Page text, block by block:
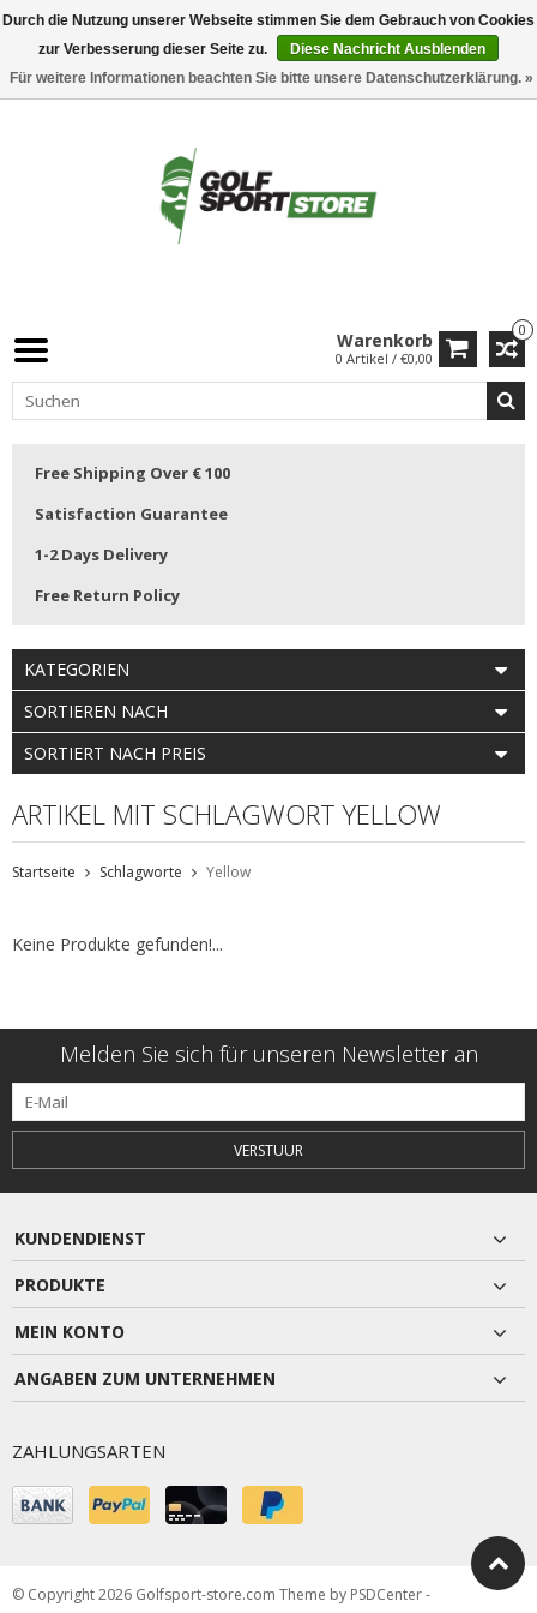
0
Warenkorb
0 Artikel / €0,00
Free Shipping Over € 100
Satisfaction Guarantee
1-2 Days Delivery
Free Return Policy
KATEGORIEN
SORTIEREN NACH
SORTIERT NACH PREIS
ARTIKEL MIT SCHLAGWORT YELLOW
Startseite Schlagworte Yellow
Keine Produkte gefunden!...
Melden Sie sich für unseren Newsletter an
VERSTUUR
KUNDENDIENST
PRODUKTE
MEIN KONTO
ANGABEN ZUM UNTERNEHMEN
ZAHLUNGSARTEN
© Copyright 2026 Golfsport-store.com Theme by PSDCenter-
Durch die Nutzung unserer Webseite stimmen Sie dem Gebrauch von Cookies
zur Verbesserung dieser Seite zu.
Diese Nachricht Ausblenden
Für weitere Informationen beachten Sie bitte unsere Datenschutzerklärung. »